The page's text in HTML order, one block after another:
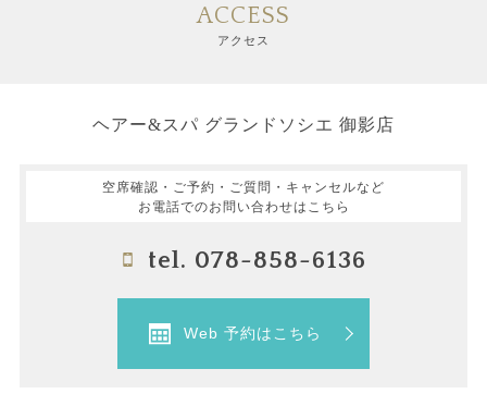
ACCESS
アクセス
ヘアー&スパ グランドソシエ 御影店
空席確認・ご予約・ご質問・キャンセルなど
お電話でのお問い合わせはこちら
tel. 078-858-6136
Web 予約はこちら